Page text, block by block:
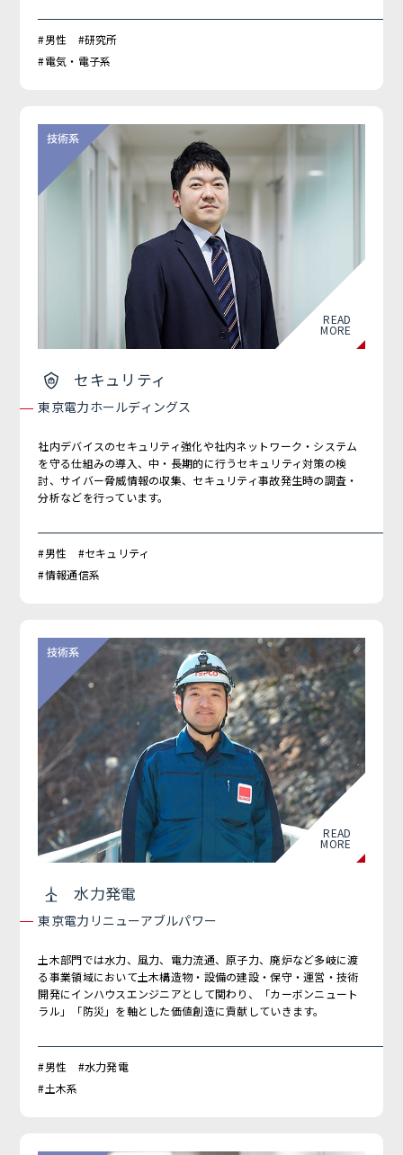
#男性 #研究所
#電気・電子系
READ
MORE
セキュリティ
東京電力ホールディングス
社内デバイスのセキュリティ強化や社内ネットワーク・システム
を守る仕組みの導入、中・長期的に行うセキュリティ対策の検
討、サイバー脅威情報の収集、セキュリティ事故発生時の調査・
分析などを行っています。
#男性 #セキュリティ
#情報通信系
READ
MORE
水力発電
東京電力リニューアブルパワー
土木部門では水力、風力、電力流通、原子力、廃炉など多岐に渡
る事業領域において土木構造物・設備の建設・保守・運営・技術
開発にインハウスエンジニアとして関わり、「カーボンニュート
ラル」「防災」を軸とした価値創造に貢献していきます。
#男性 #水力発電
#土木系